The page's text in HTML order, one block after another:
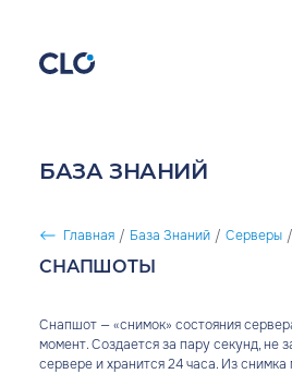
серверы
Решения
Компания
БАЗА ЗНАНИЙ
СТРОКА НАВИГАЦИИ
Главная / База Знаний / Серверы /
СНАПШОТЫ
Снапшот — «снимок» состояния
момент. Создается за пару секунд, не
сервере и хранится 24 часа. Из